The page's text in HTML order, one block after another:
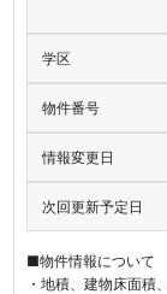
学区
物件番号
情報変更日
次回更新予定日
■物件情報について
・地積、建物床面積